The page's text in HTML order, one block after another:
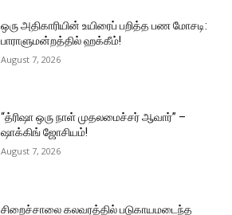
ஒரு அதிகாரியின் உயிரைப் பறித்த பண மோசடி:
பாராளுமன்றத்தில் ஹக்கீம்!
August 7, 2026
“த்ரிஷா ஒரு நாள் முதலமைச்சர் ஆவார்” –
ஷாக்கிங் ஜோசியம்!
August 7, 2026
சிறைச்சாலை கலவரத்தில் படுகாயமடைந்த